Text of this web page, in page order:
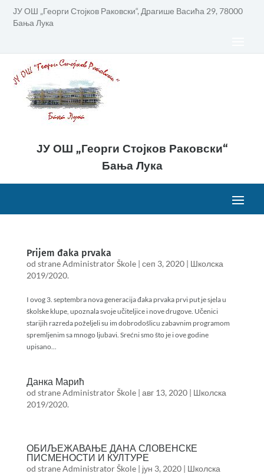
ЈУ ОШ „Георги Стојков Раковски“, Драгише Васића 29, 78000
Бања Лука
ЈУ ОШ „Георги Стојков Раковски“
Бања Лука
Prijem đaka prvaka
od straneAdministrator Škole| сеп 3, 2020| Школска
2019/2020.
I ovog 3. septembra nova generacija đaka prvaka prvi put je sjela u
školske klupe, upoznala svoje učiteljice i nove drugove. Učenici
starijih razreda poželjeli su im dobrodošlicu zabavnim programom
spremljenim sa mnogo ljubavi. Srećni smo što je i ove godine
upisano...
Данка Марић
od straneAdministrator Škole| авг 13, 2020| Школска
2019/2020.
ОБИЉЕЖАВАЊЕ ДАНА СЛОВЕНСКЕ
ПИСМЕНОСТИ И КУЛТУРЕ
od straneAdministrator Škole| јун 3, 2020| Школска